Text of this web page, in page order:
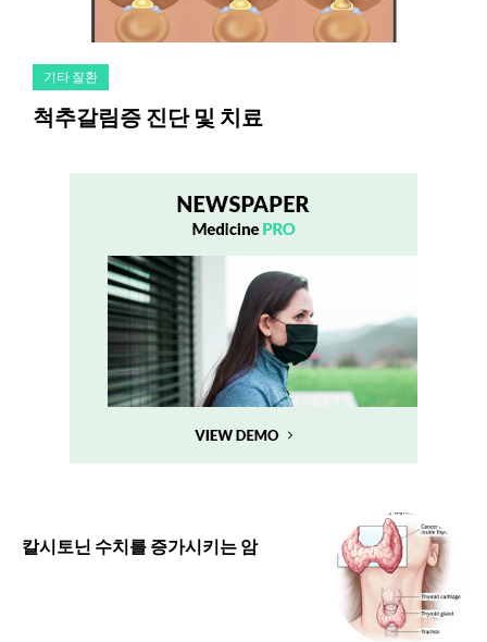
기타 질환
척추갈림증 진단 및 치료
칼시토닌 수치를 증가시키는 암